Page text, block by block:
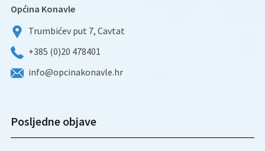
Općina Konavle
Trumbićev put 7, Cavtat
+385 (0)20 478401
info@opcinakonavle.hr
Posljedne objave